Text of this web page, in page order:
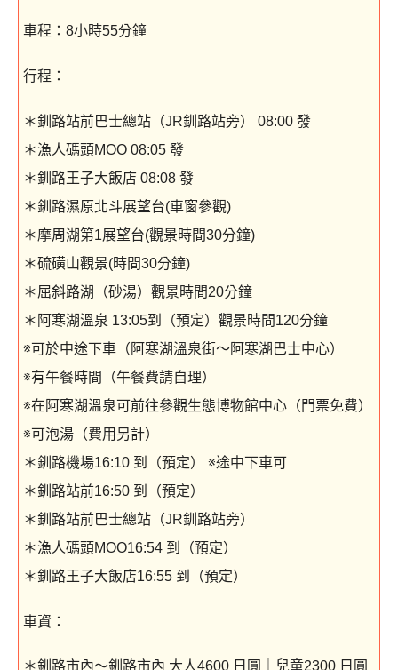
車程：8小時55分鐘
行程：
＊釧路站前巴士總站（JR釧路站旁） 08:00 發
＊漁人碼頭MOO 08:05 發
＊釧路王子大飯店 08:08 發
＊釧路濕原北斗展望台(車窗參觀)
＊摩周湖第1展望台(觀景時間30分鐘)
＊硫磺山觀景(時間30分鐘)
＊屈斜路湖（砂湯）觀景時間20分鐘
＊阿寒湖溫泉 13:05到（預定）觀景時間120分鐘
※可於中途下車（阿寒湖溫泉街～阿寒湖巴士中心）
※有午餐時間（午餐費請自理）
※在阿寒湖溫泉可前往參觀生態博物館中心（門票免費）
※可泡湯（費用另計）
＊釧路機場16:10 到（預定） ※途中下車可
＊釧路站前16:50 到（預定）
＊釧路站前巴士總站（JR釧路站旁）
＊漁人碼頭MOO16:54 到（預定）
＊釧路王子大飯店16:55 到（預定）
車資：
＊釧路市內～釧路市內 大人4600 日圓｜兒童2300 日圓